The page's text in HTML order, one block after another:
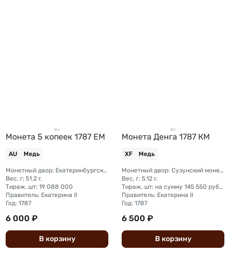
Монета 5 копеек 1787 ЕМ
AU Медь
Монетный двор: Екатеринбургский монетный двор
Вес, г: 51.2 г.
Тираж, шт: 19 088 000
Правитель: Екатерина II
Год: 1787
6 000 ₽
В корзину
Монета Денга 1787 КМ
XF Медь
Монетный двор: Сузунский монетный двор (Сибирь)
Вес, г: 5.12 г.
Тираж, шт: на сумму 145 550 рублей (сумма 5 копеек + денга + полушка)
Правитель: Екатерина II
Год: 1787
6 500 ₽
В корзину